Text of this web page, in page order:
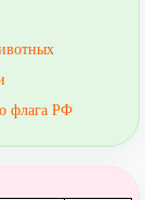
флага РФ